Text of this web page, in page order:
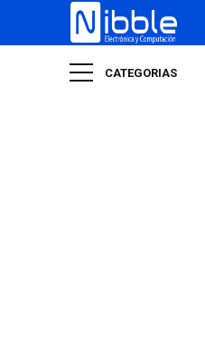
CATEGORIAS